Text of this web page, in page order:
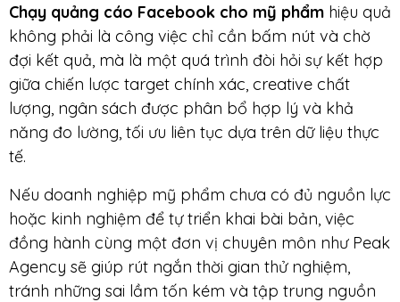
Chạy quảng cáo Facebook cho mỹ phẩm hiệu quả
không phải là công việc chỉ cần bấm nút và chờ
đợi kết quả, mà là một quá trình đòi hỏi sự kết hợp
giữa chiến lược target chính xác, creative chất
lượng, ngân sách được phân bổ hợp lý và khả
năng đo lường, tối ưu liên tục dựa trên dữ liệu thực
tế.
Nếu doanh nghiệp mỹ phẩm chưa có đủ nguồn lực
hoặc kinh nghiệm để tự triển khai bài bản, việc
đồng hành cùng một đơn vị chuyên môn như Peak
Agency sẽ giúp rút ngắn thời gian thử nghiệm,
tránh những sai lầm tốn kém và tập trung nguồn